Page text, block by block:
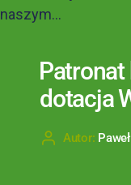
naszym...
Patronat
dotacja
Autor: